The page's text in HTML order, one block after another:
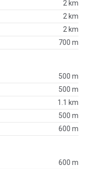
2 km
2 km
2 km
700 m
500 m
500 m
1.1 km
500 m
600 m
600 m